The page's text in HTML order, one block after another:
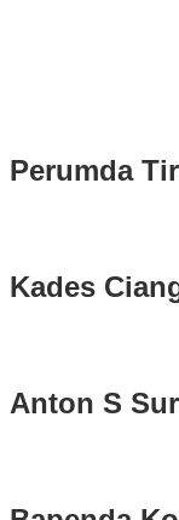
Perumda
Kades
Anton S